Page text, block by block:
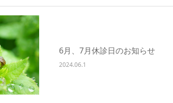
6月、7月休診日のお知らせ
2024.06.1